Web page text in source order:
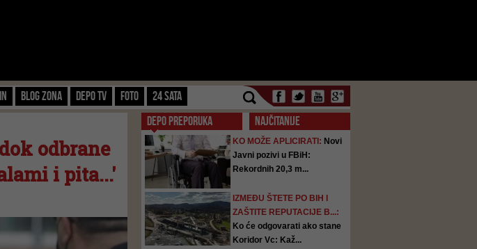
Blog zona Depo TV FOTO 24 SATA
odbrane
i pita...'
DEPO PREPORUKA NAJČITANIJE
KO MOŽE APLICIRATI: Novi
Javni pozivi u FBiH:
Rekordnih 20,3 m...
IZMEĐU ŠTETE PO BIH I
ZAŠTITE REPUTACIJE B...:
Ko će odgovarati ako stane
Koridor Vc: Kaž...